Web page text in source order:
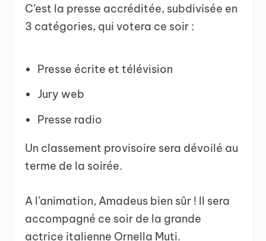
C’est la presse accréditée, subdivisée en
3 catégories, qui votera ce soir :
Presse écrite et télévision
Jury web
Presse radio
Un classement provisoire sera dévoilé au
terme de la soirée.
A l’animation, Amadeus bien sûr ! Il sera
accompagné ce soir de la grande
actrice italienne Ornella Muti.